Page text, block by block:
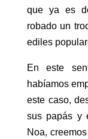
que ya es
robado un
ediles
En este
habíamos
este caso,
sus papás y
Noa,